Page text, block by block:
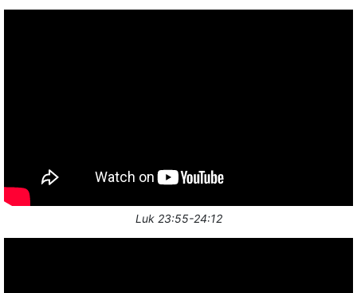
Luk 23:55-24:12